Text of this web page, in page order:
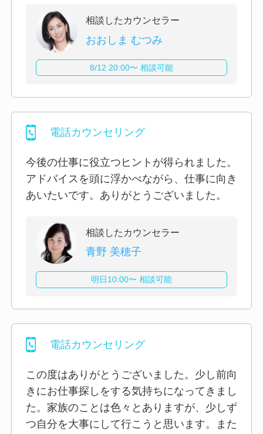
相談したカウンセラー
おおしま むつみ
8/12 20:00〜 相談可能
電話カウンセリング
今後の仕事に役立つヒントが得られました。
アドバイスを頭に浮かべながら、仕事に向き
あいたいです。ありがとうございました。
相談したカウンセラー
青野 美穂子
明日10:00〜 相談可能
電話カウンセリング
この度はありがとうございました。少し前向
きにお仕事探しをする気持ちになってきまし
た。家族のことは色々とありますが、少しず
つ自分を大事にして行こうと思います。また